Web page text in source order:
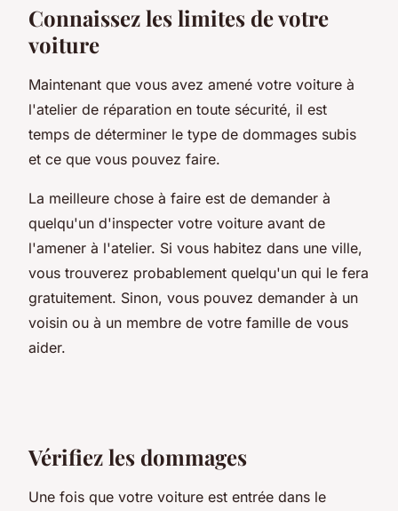
Connaissez les limites de votre
voiture
Maintenant que vous avez amené votre voiture à
l'atelier de réparation en toute sécurité, il est
temps de déterminer le type de dommages subis
et ce que vous pouvez faire.
La meilleure chose à faire est de demander à
quelqu'un d'inspecter votre voiture avant de
l'amener à l'atelier. Si vous habitez dans une ville,
vous trouverez probablement quelqu'un qui le fera
gratuitement. Sinon, vous pouvez demander à un
voisin ou à un membre de votre famille de vous
aider.
Vérifiez les dommages
Une fois que votre voiture est entrée dans le